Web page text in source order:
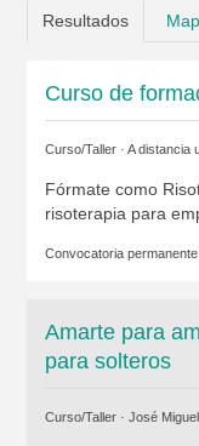
Resultados
Curso de
Curso/Taller · A distancia
Fórmate como
risoterapia para
Convocatoria permanente
Amarte para
para solteros
Curso/Taller · José